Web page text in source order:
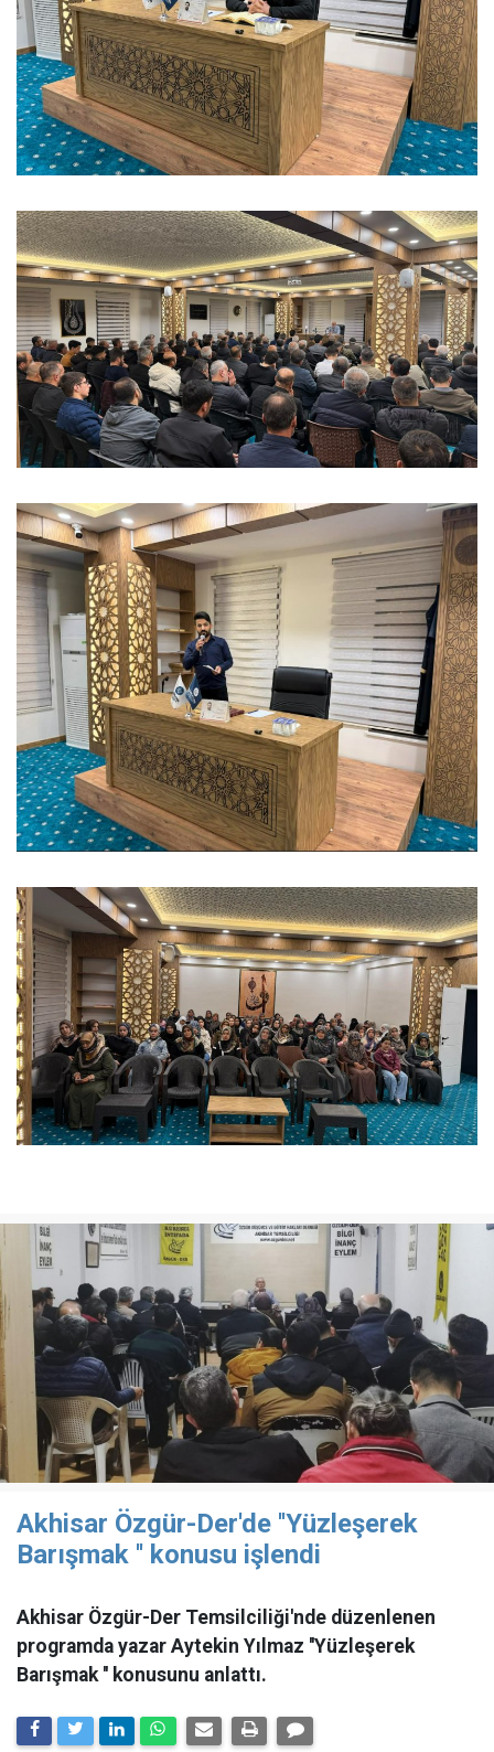
Akhisar Özgür-Der'de ''Yüzleşerek
Barışmak '' konusu işlendi
Akhisar Özgür-Der Temsilciliği'nde düzenlenen
programda yazar Aytekin Yılmaz ''Yüzleşerek
Barışmak '' konusunu anlattı.